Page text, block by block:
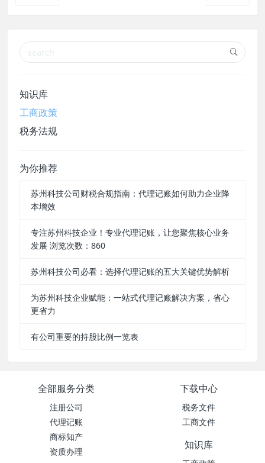
知识库
工商政策
税务法规
为你推荐
苏州科技公司财税合规指南：代理记账如何助力企业降
本增效
专注苏州科技企业！专业代理记账，让您聚焦核心业务
发展 浏览次数：860
苏州科技公司必看：选择代理记账的五大关键优势解析
为苏州科技企业赋能：一站式代理记账解决方案，省心
更省力
有公司重要的持股比例一览表
全部服务分类
注册公司
代理记账
商标知产
资质办理
下载中心
税务文件
工商文件
知识库